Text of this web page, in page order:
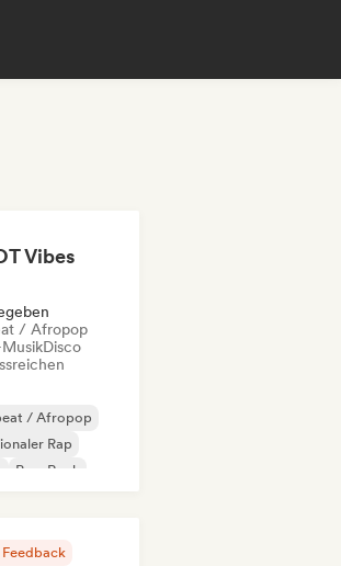
Vibes
/ Afropop
Disco
/ Afropop
Rap
Pop-Rock